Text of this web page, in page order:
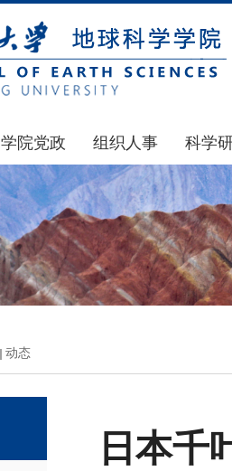
学院党政
通知公告
学院发文
党委会议纪要
党政联席会议纪要
人力资源会议纪要
办事指南
组织人事
通知公告
博士后管理
人才招聘
年度考核
下载专区
科学
国家
科研
通知
科研
地科
动态
日本千